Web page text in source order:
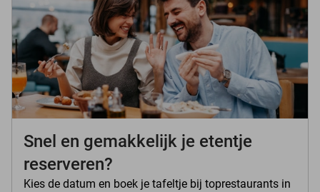
Snel en gemakkelijk je etentje
reserveren?
Kies de datum en boek je tafeltje bij toprestaurants in